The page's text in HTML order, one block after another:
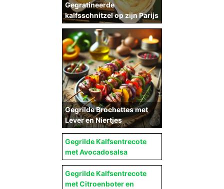
Gegratineerde
kalfsschnitzel op zijn Parijs
Gegrilde Brochettes met
Lever en Niertjes
Gegrilde Kalfsentrecote
met Avocadosalsa
Gegrilde Kalfsentrecote
met Citroenboter en